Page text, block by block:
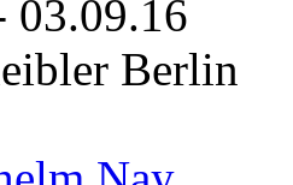
03.09.16
Berlin